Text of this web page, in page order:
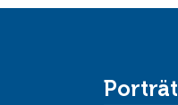
Porträt